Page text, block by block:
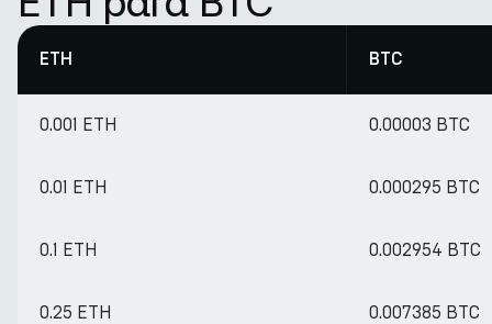
ETH BTC
0.001 ETH 0.00003 BTC
0.01 ETH 0.000295 BTC
0.1 ETH 0.002954 BTC
0.25 ETH 0.007385 BTC